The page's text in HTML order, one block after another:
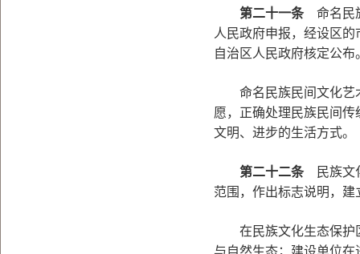
第二十一条命名民
人民政府申报，经设区
自治区人民政府核定公布
命名民族民间文化艺术
愿，正确处理民族民间
文明、进步的生活方式。
第二十二条民族文
范围，作出标志说明，建
在民族文化生态保护区
与自然生态；建设单位